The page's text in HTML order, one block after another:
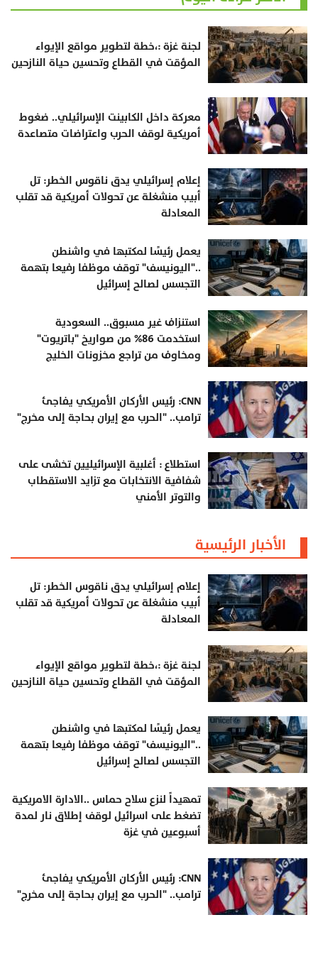
لجنة غزة :،خطة لتطوير مواقع الإيواء
المؤقت في القطاع وتحسين حياة النازحين
معركة داخل الكابينت الإسرائيلي.. ضغوط
أمريكية لوقف الحرب واعتراضات متصاعدة
إعلام إسرائيلي يدق ناقوس الخطر: تل
أبيب منشغلة عن تحولات أمريكية قد تقلب
المعادلة
يعمل رئيسًا لمكتبها في واشنطن
.."اليونيسف" توقف موظفا رفيعا بتهمة
التجسس لصالح إسرائيل
استنزاف غير مسبوق.. السعودية
استخدمت 86% من صواريخ "باتريوت"
ومخاوف من تراجع مخزونات الخليج
CNN: رئيس الأركان الأمريكي يفاجئ
ترامب.. "الحرب مع إيران بحاجة إلى مخرج"
استطلاع : أغلبية الإسرائيليين تخشى على
شفافية الانتخابات مع تزايد الاستقطاب
والتوتر الأمني
الأخبار الرئيسية
إعلام إسرائيلي يدق ناقوس الخطر: تل
أبيب منشغلة عن تحولات أمريكية قد تقلب
المعادلة
لجنة غزة :،خطة لتطوير مواقع الإيواء
المؤقت في القطاع وتحسين حياة النازحين
يعمل رئيسًا لمكتبها في واشنطن
.."اليونيسف" توقف موظفا رفيعا بتهمة
التجسس لصالح إسرائيل
تمهيداً لنزع سلاح حماس ..الادارة الامريكية
تضغط على اسرائيل لوقف إطلاق نار لمدة
أسبوعين في غزة
CNN: رئيس الأركان الأمريكي يفاجئ
ترامب.. "الحرب مع إيران بحاجة إلى مخرج"